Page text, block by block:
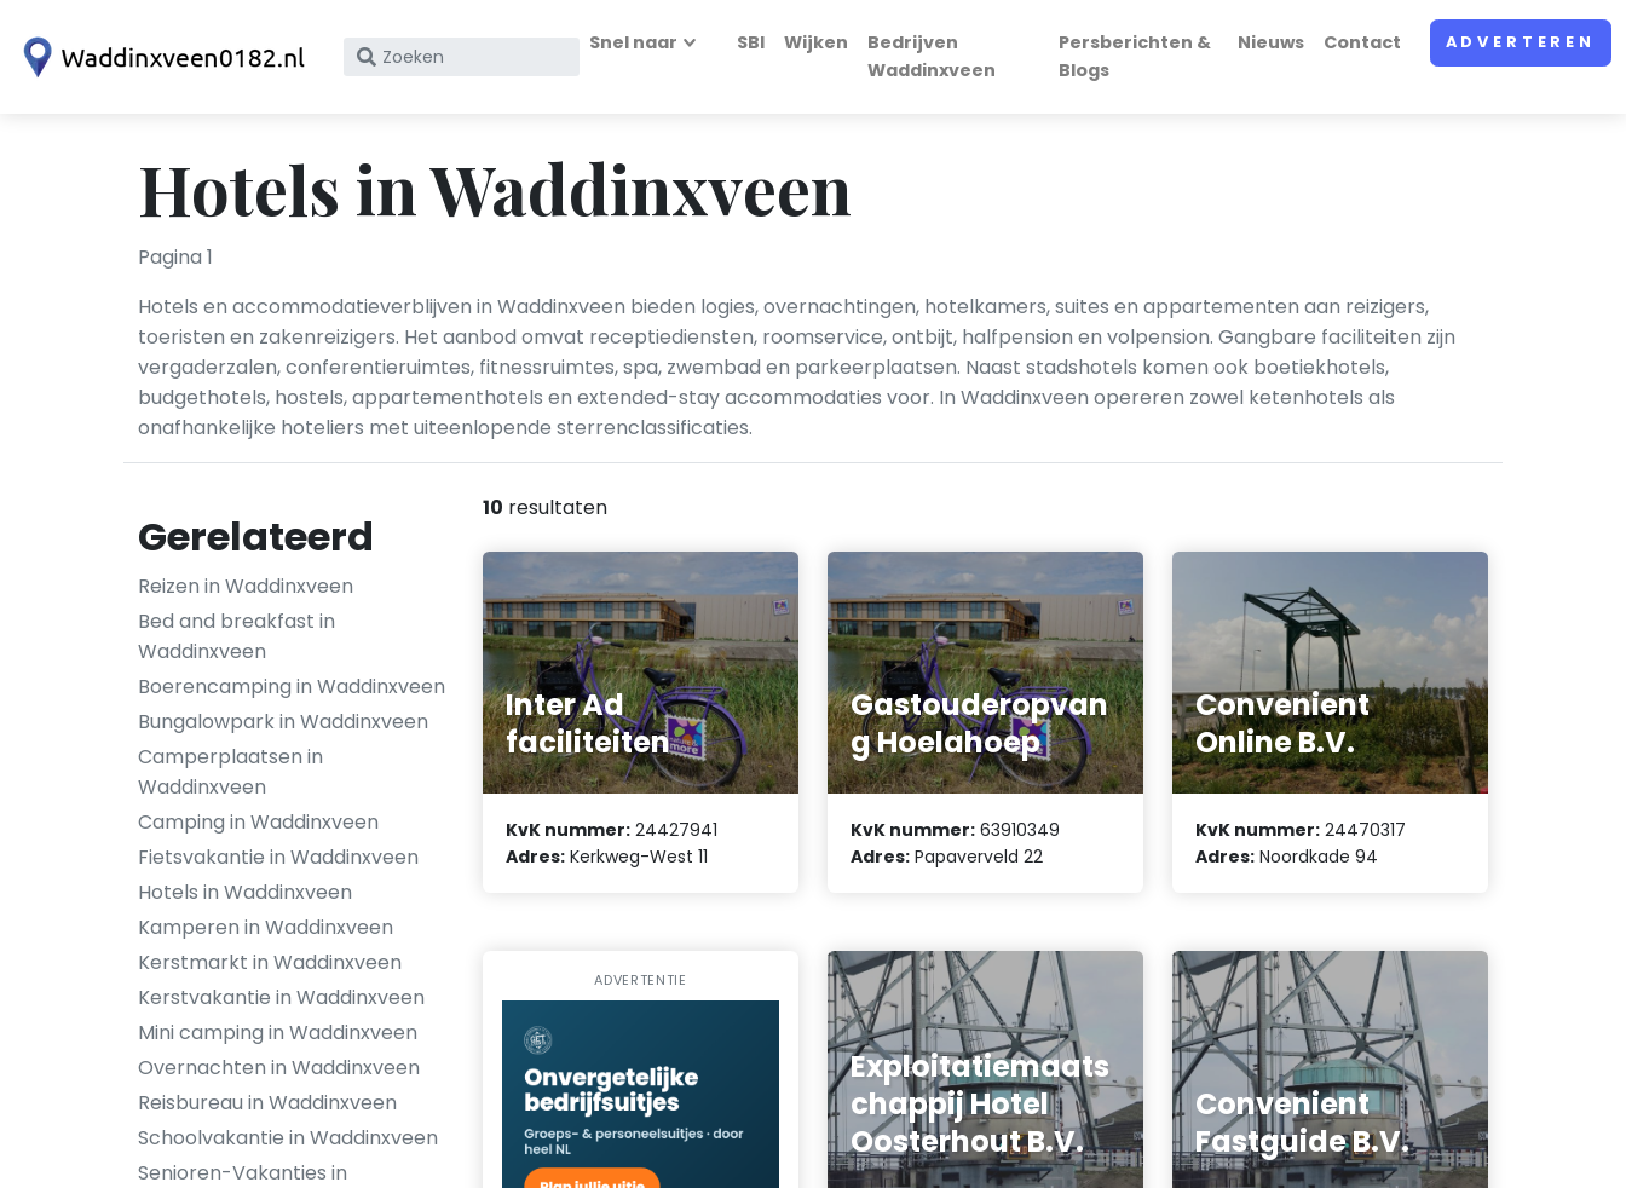
Zoek
KvK
nummer
Snel naar SBI Wijken
Bedrijven
Waddinxveen
Persberichten &
Blogs
Nieuws Contact ADVERTEREN
Hotels in Waddinxveen
Pagina 1
Hotels en accommodatieverblijven in Waddinxveen bieden logies, overnachtingen, hotelkamers, suites en appartementen aan reizigers,
toeristen en zakenreizigers. Het aanbod omvat receptiediensten, roomservice, ontbijt, halfpension en volpension. Gangbare faciliteiten zijn
vergaderzalen, conferentieruimtes, fitnessruimtes, spa, zwembad en parkeerplaatsen. Naast stadshotels komen ook boetiekhotels,
budgethotels, hostels, appartementhotels en extended-stay accommodaties voor. In Waddinxveen opereren zowel ketenhotels als
onafhankelijke hoteliers met uiteenlopende sterrenclassificaties.
Gerelateerd
Reizen in Waddinxveen
Bed and breakfast in
Waddinxveen
Boerencamping in Waddinxveen
Bungalowpark in Waddinxveen
Camperplaatsen in
Waddinxveen
Camping in Waddinxveen
Fietsvakantie in Waddinxveen
Hotels in Waddinxveen
Kamperen in Waddinxveen
Kerstmarkt in Waddinxveen
Kerstvakantie in Waddinxveen
Mini camping in Waddinxveen
Overnachten in Waddinxveen
Reisbureau in Waddinxveen
Schoolvakantie in Waddinxveen
Senioren-Vakanties in
10 resultaten
Inter Ad
faciliteiten
KvK nummer: 24427941
Adres: Kerkweg-West 11
Gastouderopvan
g Hoelahoep
KvK nummer: 63910349
Adres: Papaverveld 22
Convenient
Online B.V.
KvK nummer: 24470317
Adres: Noordkade 94
ADVERTENTIE
Exploitatiemaats
chappij Hotel
Oosterhout B.V.
Convenient
Fastguide B.V.